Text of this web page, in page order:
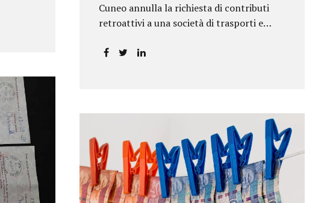
Cuneo annulla la richiesta di contributi
retroattivi a una società di trasporti e
chiarendo i limiti delle pretese